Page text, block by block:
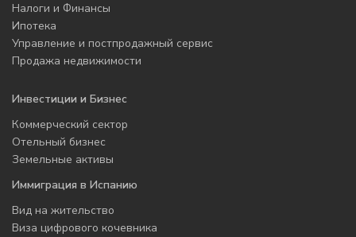
Налоги и Финансы
Ипотека
Управление и постпродажный сервис
Продажа недвижимости
Инвестиции и Бизнес
Коммерческий сектор
Отельный бизнес
Земельные активы
Иммиграция в Испанию
Вид на жительство
Виза цифрового кочевника